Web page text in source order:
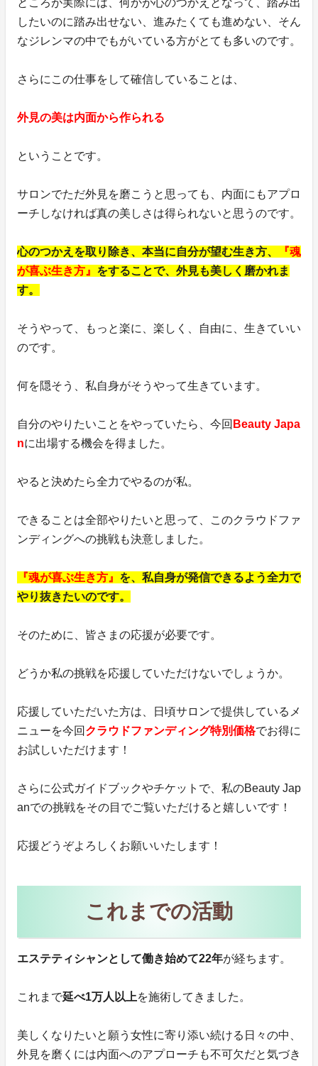
ところが実際には、何かが心のつかえとなって、踏み出
したいのに踏み出せない、進みたくても進めない、そん
なジレンマの中でもがいている方がとても多いのです。
さらにこの仕事をして確信していることは、
外見の美は内面から作られる
ということです。
サロンでただ外見を磨こうと思っても、内面にもアプロ
ーチしなければ真の美しさは得られないと思うのです。
心のつかえを取り除き、本当に自分が望む生き方、
『魂
が喜ぶ生き方』 をすることで、外見も美しく磨かれま
す。
そうやって、もっと楽に、楽しく、自由に、生きていい
のです。
何を隠そう、私自身がそうやって生きています。
自分のやりたいことをやっていたら、今回 Beauty Japa
nに出場する機会を得ました。
やると決めたら全力でやるのが私。
できることは全部やりたいと思って、このクラウドファ
ンディングへの挑戦も決意しました。
『魂が喜ぶ生き方』 を、私自身が発信できるよう全力で
やり抜きたいのです。
そのために、皆さまの応援が必要です。
どうか私の挑戦を応援していただけないでしょうか。
応援していただいた方は、日頃サロンで提供しているメ
ニューを今回 クラウドファンディング特別価格でお得に
お試しいただけます！
さらに公式ガイドブックやチケットで、私のBeauty Jap
anでの挑戦をその目でご覧いただけると嬉しいです！
応援どうぞよろしくお願いいたします！
これまでの活動
エステティシャンとして働き始めて22年が経ちます。
これまで延べ1万人以上を施術してきました。
美しくなりたいと願う女性に寄り添い続ける日々の中、
外見を磨くには内面へのアプローチも不可欠だと気づき